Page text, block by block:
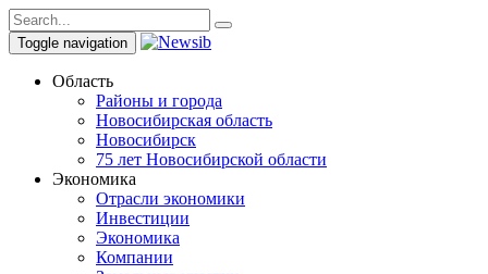
Toggle navigation
Область
Районы и города
Новосибирская область
Новосибирск
75 лет Новосибирской области
Экономика
Отрасли экономики
Инвестиции
Экономика
Компании